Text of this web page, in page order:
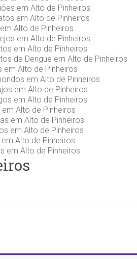
em Alto de Pinheiros‎
em Alto de Pinheiros‎
Alto de Pinheiros‎
em Alto de Pinheiros‎
em Alto de Pinheiros‎
da Dengue em Alto de Pinheiros‎
em Alto de Pinheiros‎
em Alto de Pinheiros‎
em Alto de Pinheiros‎
em Alto de Pinheiros‎
Alto de Pinheiros‎
em Alto de Pinheiros‎
em Alto de Pinheiros‎
Alto de Pinheiros‎
em Alto de Pinheiros‎